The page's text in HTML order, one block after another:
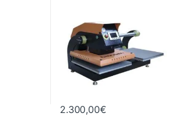
2.300,00€